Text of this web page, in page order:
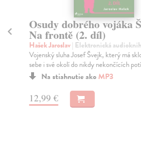
Osudy dobrého vojáka
Na frontě (2. díl)
Hašek Jaroslav| Elektronická
Vojenský sluha Josef Švejk, který má
sebe i své okolí do nikdy nekončících
Na stiahnutie akoMP3
12,99 €